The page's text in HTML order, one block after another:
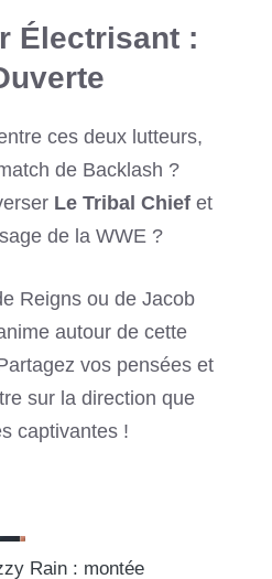
Électrisant :
ces deux lutteurs,
de Backlash ?
Le Tribal Chief et
de la WWE ?
Reigns ou de Jacob
autour de cette
vos pensées et
sur la direction que
captivantes !
Rain : montée